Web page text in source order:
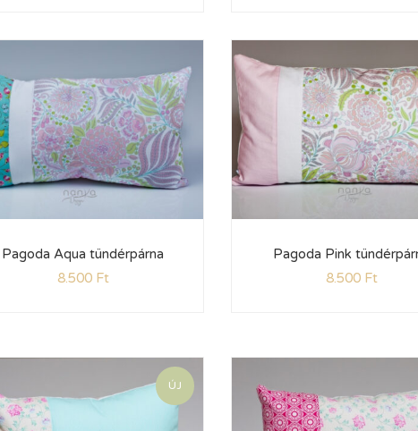
Pagoda Aqua tündérpárna
8.500 Ft
Pagoda Pink
8.500 Ft
ÚJ